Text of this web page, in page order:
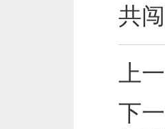
共
上
下